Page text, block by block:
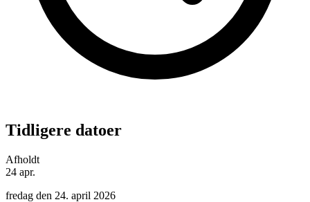
Tidligere datoer
Afholdt
24 apr.
fredag den 24. april 2026